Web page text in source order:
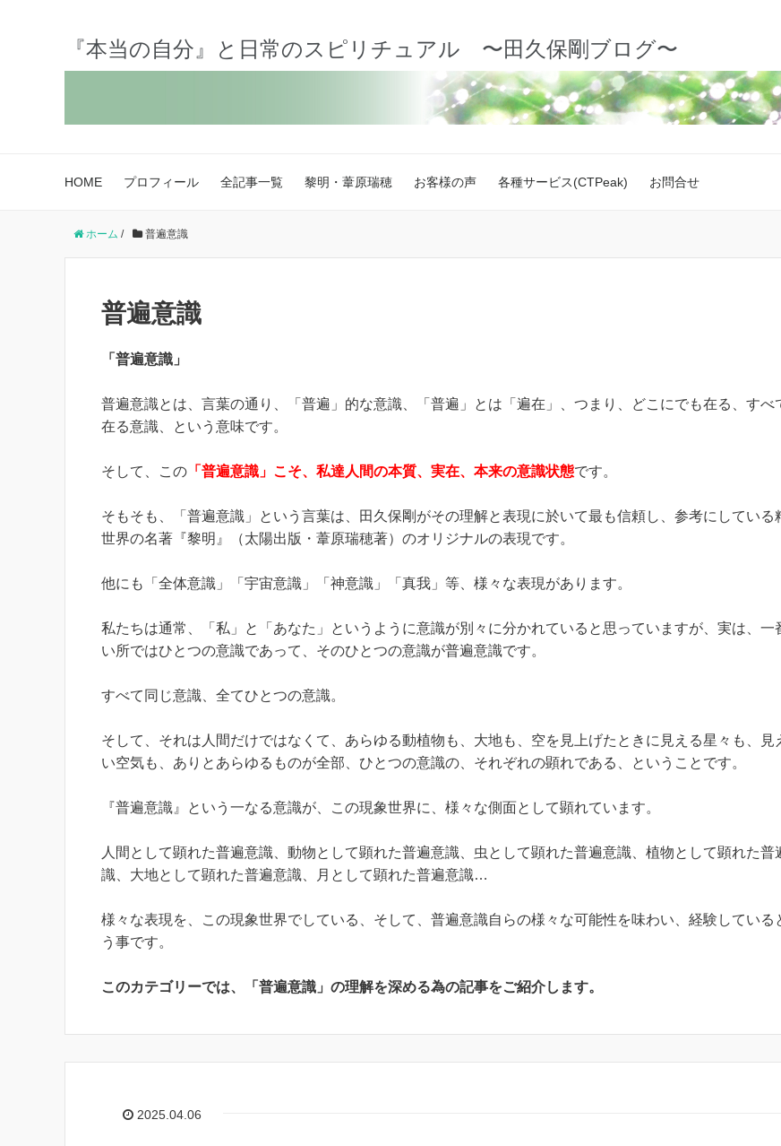
『本当の自分』と日常のスピリチュアル 〜田久保剛ブログ〜
HOME プロフィール 全記事一覧 黎明・葦原瑞穂 お客様の声 各種サービス(CTPeak) お問合せ
ホーム / 普遍意識
普遍意識
「普遍意識」
普遍意識とは、言葉の通り、「普遍」的な意識、「普遍」とは「遍在」、つまり、どこにでも在る、すべ
在る意識、という意味です。
そして、この 「普遍意識」こそ、私達人間の本質、実在、本来の意識状態です。
そもそも、「普遍意識」という言葉は、田久保剛がその理解と表現に於いて最も信頼し、参考にしている
世界の名著『黎明』（太陽出版・葦原瑞穂著）のオリジナルの表現です。
他にも「全体意識」「宇宙意識」「神意識」「真我」等、様々な表現があります。
私たちは通常、「私」と「あなた」というように意識が別々に分かれていると思っていますが、実は、一
い所ではひとつの意識であって、そのひとつの意識が普遍意識です。
すべて同じ意識、全てひとつの意識。
そして、それは人間だけではなくて、あらゆる動植物も、大地も、空を見上げたときに見える星々も、見
い空気も、ありとあらゆるものが全部、ひとつの意識の、それぞれの顕れである、ということです。
『普遍意識』という一なる意識が、この現象世界に、様々な側面として顕れています。
人間として顕れた普遍意識、動物として顕れた普遍意識、虫として顕れた普遍意識、植物として顕れた普
識、大地として顕れた普遍意識、月として顕れた普遍意識…
様々な表現を、この現象世界でしている、そして、普遍意識自らの様々な可能性を味わい、経験している
う事です。
このカテゴリーでは、「普遍意識」の理解を深める為の記事をご紹介します。
2025.04.06